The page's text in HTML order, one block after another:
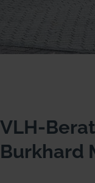
VLH-
Burkhard